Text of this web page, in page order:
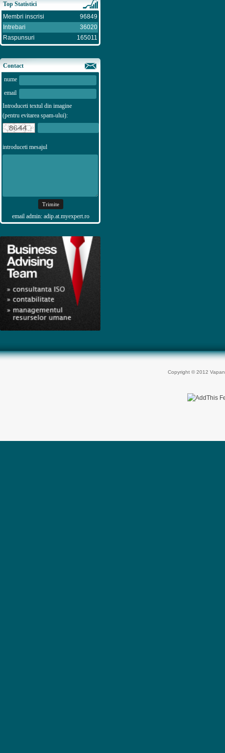
Top Statistici
Membri inscrisi
96849
Intrebari
36020
Raspunsuri
165011
Contact
nume
email
Introduceti textul din imagine
(pentru evitarea spam-ului):
introduceti mesajul
email admin: adip.at.myexpert.ro
Copyright © 2012